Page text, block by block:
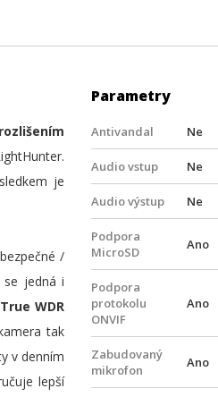
je
/
se jedná i
True WDR
tak
v denním
lepší
Parametry
Antivandal Ne
Audio vstup Ne
Audio výstup Ne
Podpora
MicroSD
Ano
Podpora
protokolu
ONVIF
Ano
Zabudovaný
mikrofon
Ano